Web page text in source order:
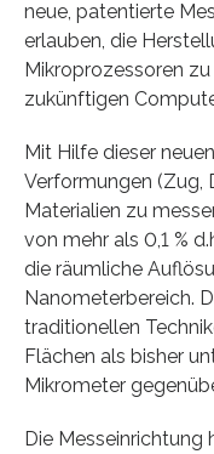
neue, patentierte
erlauben, die
Mikroprozessoren
zukünftigen
Mit Hilfe dieser
Verformungen (Zug,
Materialien zu
von mehr als 0,1 %
die räumliche
Nanometerbereich.
traditionellen
Flächen als bisher
Mikrometer
Die Messeinrichtung